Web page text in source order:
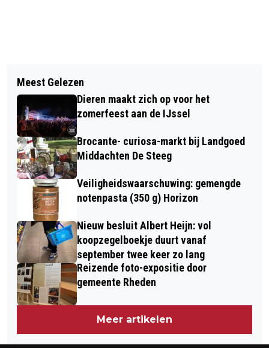
RUIMTE BESCHIKBAAR OM UW FOTO'S
TE EXPOSEREN
4NOPPES OP WILSPA EN HEEL DIEREN
BAKT
Meest Gelezen
Dieren maakt zich op voor het
zomerfeest aan de IJssel
Brocante- curiosa-markt bij Landgoed
Middachten De Steeg
Veiligheidswaarschuwing: gemengde
notenpasta (350 g) Horizon
Nieuw besluit Albert Heijn: vol
koopzegelboekje duurt vanaf
september twee keer zo lang
Reizende foto-expositie door
gemeente Rheden
Meer artikelen